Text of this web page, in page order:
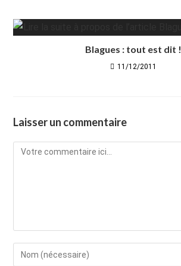
Blagues : tout est dit !
11/12/2011
Laisser un commentaire
Comment
Enter